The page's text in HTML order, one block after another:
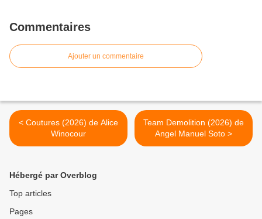
Commentaires
Ajouter un commentaire
< Coutures (2026) de Alice
Winocour
Team Demolition (2026) de
Angel Manuel Soto >
Hébergé par Overblog
Top articles
Pages